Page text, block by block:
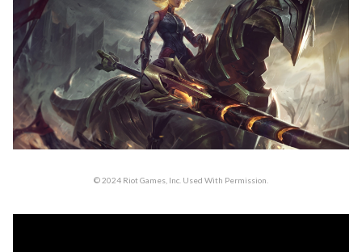
© 2024 Riot Games, Inc. Used With Permission.